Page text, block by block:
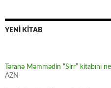
YENİ KİTAB
Təranə Məmmədin “Sirr” kitabını
AZN